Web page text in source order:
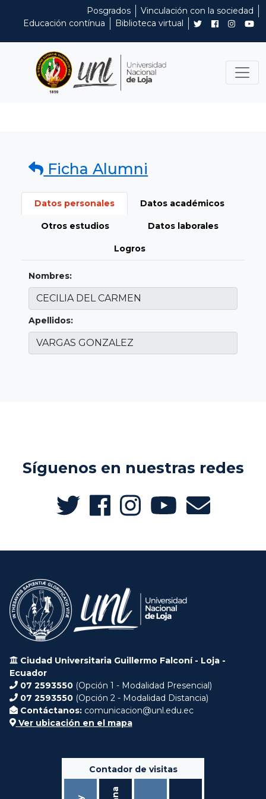
Posgrados
Vinculación con la sociedad
Educación contínua
Biblioteca virtual
Ficha Alumni
Datos personales Datos académicos
Otros estudios Datos laborales
Logros
Nombres:
Apellidos:
Síguenos en nuestras redes
Ciudad Universitaria Guillermo Falconí - Loja -
Ecuador
07 2593550 (Opción 1 - Modalidad Presencial)
07 2593550 (Opción 2 - Modalidad Distancia)
Contáctanos: comunicacion@unl.edu.ec
Ver ubicación en el mapa
Contador de visitas